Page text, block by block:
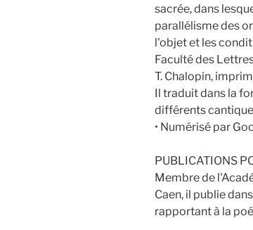
sacrée, dans
parallélisme des
l'objet et les
Faculté des
T. Chalopin,
Il traduit dans la
différents
• Numérisé par
PUBLICATIONS
Membre de
Caen, il publie
rapportant à la